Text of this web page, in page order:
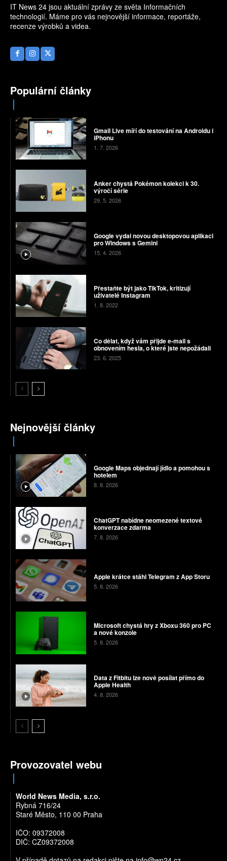
IT News 24 jsou aktuální zprávy ze světa Informačních
technologií. Máme pro vás nejnovější informace, reportáže,
recenze výrobků a videa.
Populární články
Gmail Live míří do testování na Androidu i
iPhonu
1. 7. 2026
Anker chystá Pokémon kolekci k 30.
výročí série
29. 5. 2026
Google vydal novou desktopovou aplikaci
pro Windows s Gemini
15. 4. 2026
Přestaňte být jako TikTok, kritizují
uživatelé Instagram
1. 8. 2022
Co dělat, když vám přijde e-mail s
obnovením hesla, o které jste nepožádali
23. 6. 2025
Nejnovější články
Google Maps objednají jídlo a pomohou s
hotelem
8. 8. 2026
ChatGPT nabídne neomezené textové
konverzace zdarma
7. 8. 2026
Apple krátce stáhl Telegram z App Storu
5. 8. 2026
Microsoft chystá hry z Xboxu 360 pro PC
a nové konzole
5. 8. 2026
Data z Fitbitu lze nově posílat přímo do
Apple Health
4. 8. 2026
Provozovatel webu
World News Media, s.r.o.
Rybná 716/24
Staré Město, 110 00 Praha
IČO: 09372008
DIČ: CZ09372008